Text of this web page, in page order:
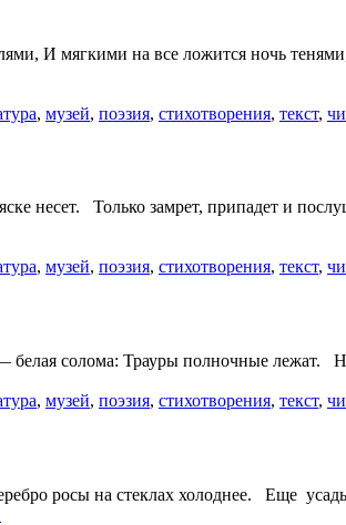
И мягкими на все ложится ночь
, музей, поэзия, стихотворения, текст,
несет. Только замрет, припадет и
, музей, поэзия, стихотворения, текст,
солома: Трауры полночные лежат.
, музей, поэзия, стихотворения, текст,
росы на стеклах холоднее. Еще